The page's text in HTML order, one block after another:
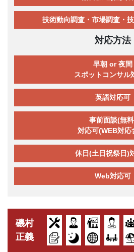
技術動向調査・市場調査・
対応方法
早朝 or 夜間
スポットコンサル
英語対応可
事前面談(無
対応可(WEB対応
休日(土日祝祭日)
Web対応可
磯村
正義